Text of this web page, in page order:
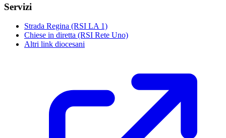
Servizi
Strada Regina (RSI LA 1)
Chiese in diretta (RSI Rete Uno)
Altri link diocesani